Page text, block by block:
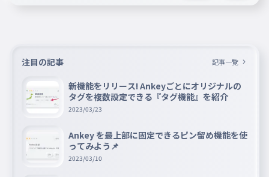
注目の記事 記事一覧
新機能をリリース! Ankeyごとにオリジナルの
タグを複数設定できる『タグ機能』を紹介
2023/03/23
Ankey を最上部に固定できるピン留め機能を使
ってみよう📌
2023/03/10